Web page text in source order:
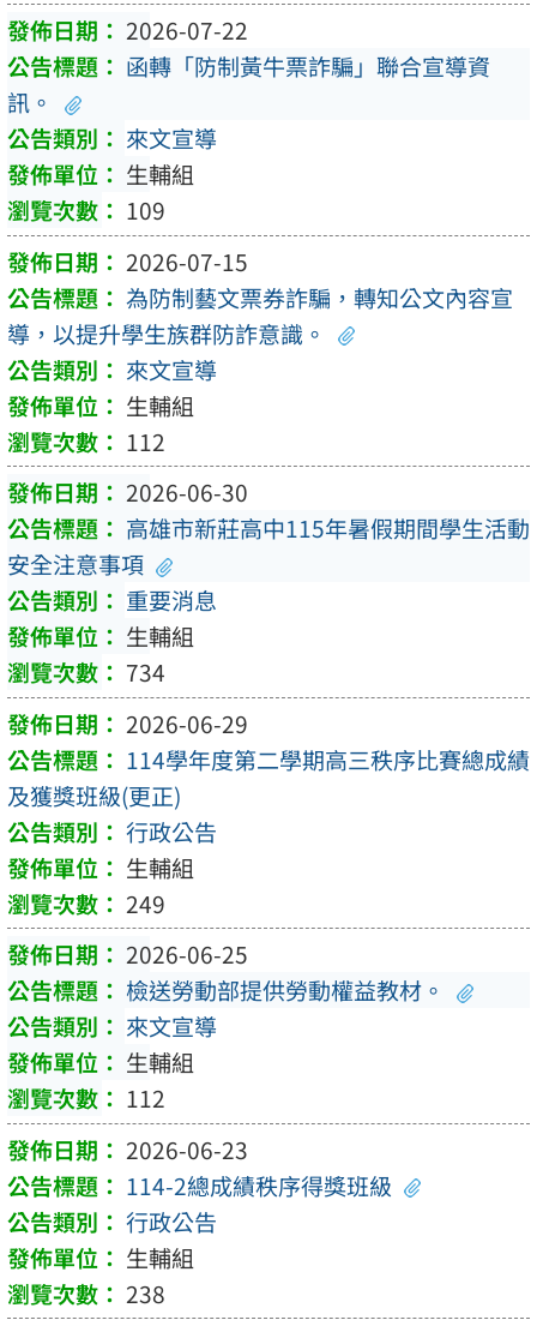
2026-07-22
函轉「防制黃牛票詐騙」聯合宣導資
訊。
來文宣導
生輔組
109
2026-07-15
為防制藝文票券詐騙，轉知公文內容宣
導，以提升學生族群防詐意識。
來文宣導
生輔組
112
2026-06-30
高雄市新莊高中115年暑假期間學生活動
安全注意事項
重要消息
生輔組
734
2026-06-29
114學年度第二學期高三秩序比賽總成績
及獲獎班級(更正)
行政公告
生輔組
249
2026-06-25
檢送勞動部提供勞動權益教材。
來文宣導
生輔組
112
2026-06-23
114-2總成績秩序得獎班級
行政公告
生輔組
238